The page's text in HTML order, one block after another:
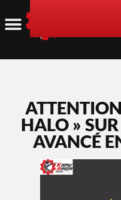
ATTENTION
HALO »
AVANCÉ